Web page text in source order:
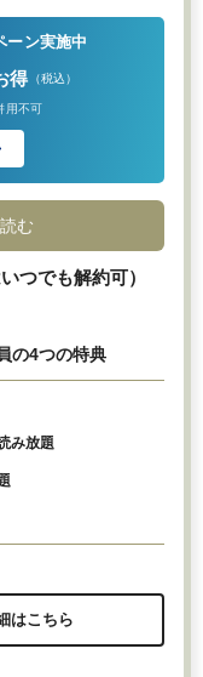
ーン実施中
得 （税込）
用不可
む
つでも解約可）
の4つの特典
み放題
はこちら